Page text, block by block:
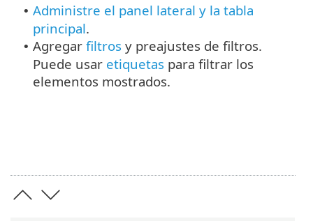
• Administre el panel lateral y la tabla
principal.
• Agregar filtros y preajustes de filtros.
Puede usar etiquetas para filtrar los
elementos mostrados.